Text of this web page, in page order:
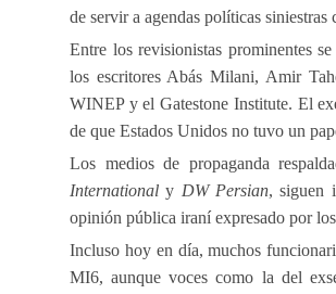
de servir a agendas políticas siniestras
Entre los revisionistas prominentes
los escritores Abás Milani, Amir
WINEP y el Gatestone Institute. El
de que Estados Unidos no tuvo un
Los medios de propaganda
Internationaly DW Persian, siguen
opinión pública iraní expresado por
Incluso hoy en día, muchos
MI6, aunque voces como la del